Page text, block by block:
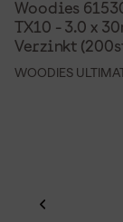
Woodies
TX10 - 3.0 x
Verzinkt
WOODIES